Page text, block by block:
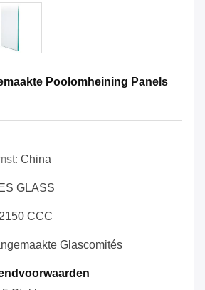
Poolomheining Panels
China
GLASS
CCC
Glascomités